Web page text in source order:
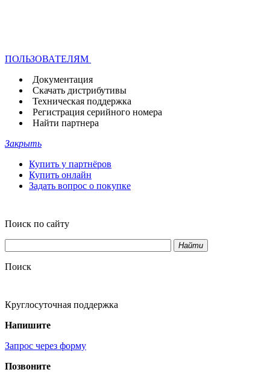
ПОЛЬЗОВАТЕЛЯМ
Документация
Скачать дистрибутивы
Техническая поддержка
Регистрация серийного номера
Найти партнера
Закрыть
Купить у партнёров
Купить онлайн
Задать вопрос о покупке
Поиск по сайту
Найти
Поиск
Круглосуточная поддержка
Напишите
Запрос через форму
Позвоните